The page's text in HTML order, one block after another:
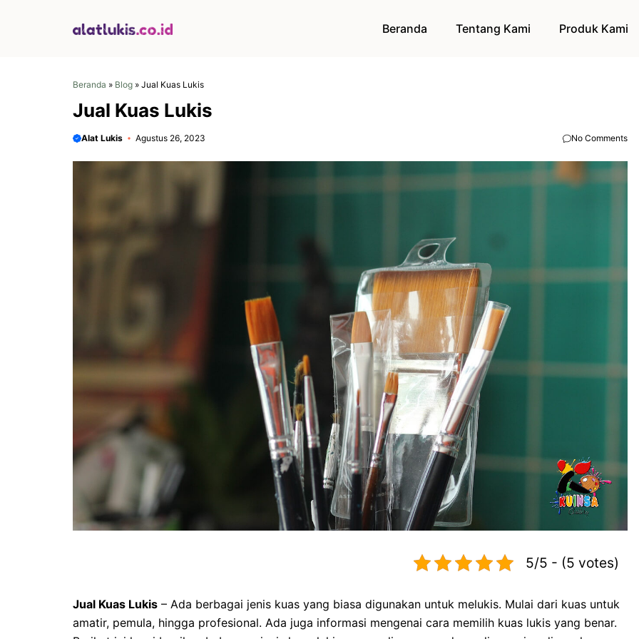
Beranda Tentang Kami Produk Kami
Beranda » Blog » Jual Kuas Lukis
Jual Kuas Lukis
Alat Lukis Agustus 26, 2023 No Comments
5/5 - (5 votes)
Jual Kuas Lukis – Ada berbagai jenis kuas yang biasa digunakan untuk melukis. Mulai dari kuas untuk
amatir, pemula, hingga profesional. Ada juga informasi mengenai cara memilih kuas lukis yang benar.